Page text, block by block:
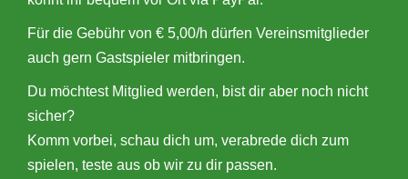
Für die Gebühr von € 5,00/h dürfen Vereinsmitglieder
auch gern Gastspieler mitbringen.
Du möchtest Mitglied werden, bist dir aber noch nicht
sicher?
Komm vorbei, schau dich um, verabrede dich zum
spielen, teste aus ob wir zu dir passen.